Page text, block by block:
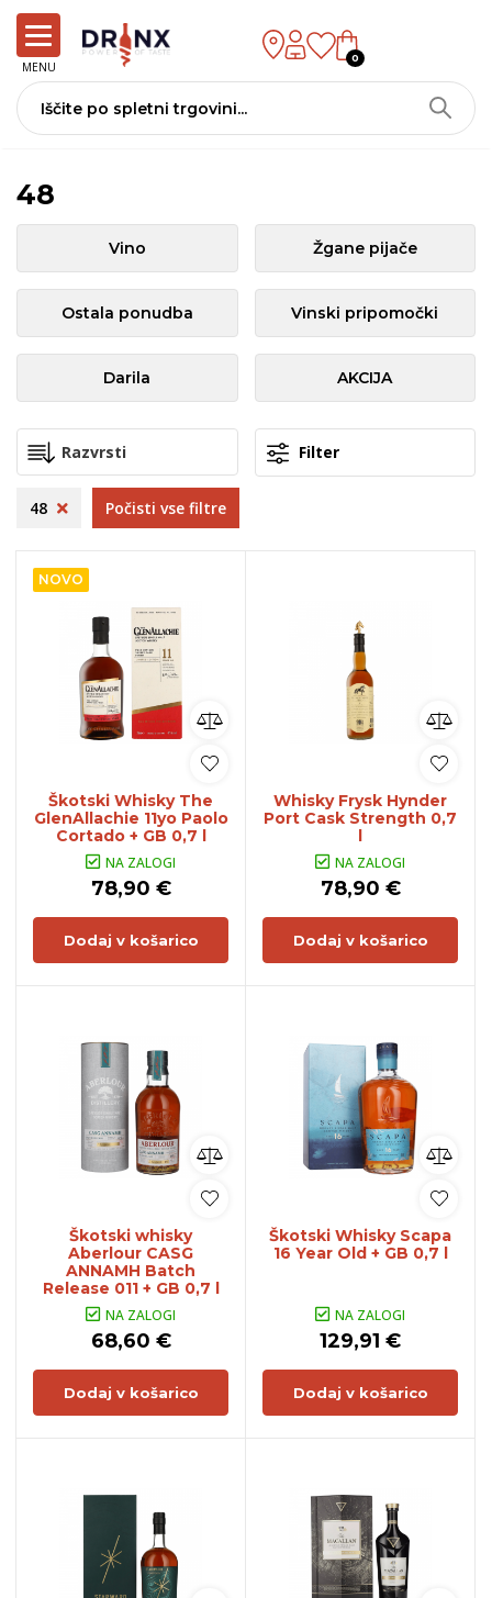
MENU
0
48
Vino Žgane pijače
Ostala ponudba Vinski pripomočki
Darila AKCIJA
Filter
48 Počisti vse filtre
NOVO
Škotski Whisky The
GlenAllachie 11yo Paolo
Cortado + GB 0,7 l
NA ZALOGI
78,90 €
Dodaj v košarico
Whisky Frysk Hynder
Port Cask Strength 0,7
l
NA ZALOGI
78,90 €
Dodaj v košarico
Škotski whisky
Aberlour CASG
ANNAMH Batch
Release 011 + GB 0,7 l
NA ZALOGI
68,60 €
Dodaj v košarico
Škotski Whisky Scapa
16 Year Old + GB 0,7 l
NA ZALOGI
129,91 €
Dodaj v košarico